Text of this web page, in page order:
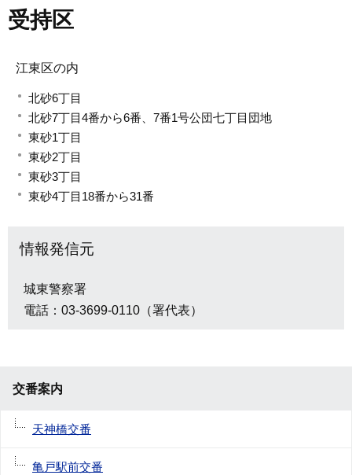
受持区
江東区の内
北砂6丁目
北砂7丁目4番から6番、7番1号公団七丁目団地
東砂1丁目
東砂2丁目
東砂3丁目
東砂4丁目18番から31番
情報発信元
城東警察署
電話：03-3699-0110（署代表）
交番案内
天神橋交番
亀戸駅前交番